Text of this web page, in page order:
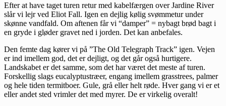
Efter at have taget turen retur med kabelfærgen over Jardine River
slår vi lejr ved Eliot Fall. Igen en dejlig kølig svømmetur under
skønne vandfald. Om aftenen får vi “damper” = nybagt brød bagt i
en gryde i gløder gravet ned i jorden. Det kan anbefales.
Den femte dag kører vi på ”The Old Telegraph Track” igen. Vejen
er ind imellem god, det er dejligt, og det går også hurtigere.
Landskabet er det samme, som det har været det meste af turen.
Forskellig slags eucalyptustræer, engang imellem grasstrees, palmer
og hele tiden termitboer. Gule, grå eller helt røde. Hver gang vi er et
eller andet sted vrimler det med myrer. De er virkelig overalt!